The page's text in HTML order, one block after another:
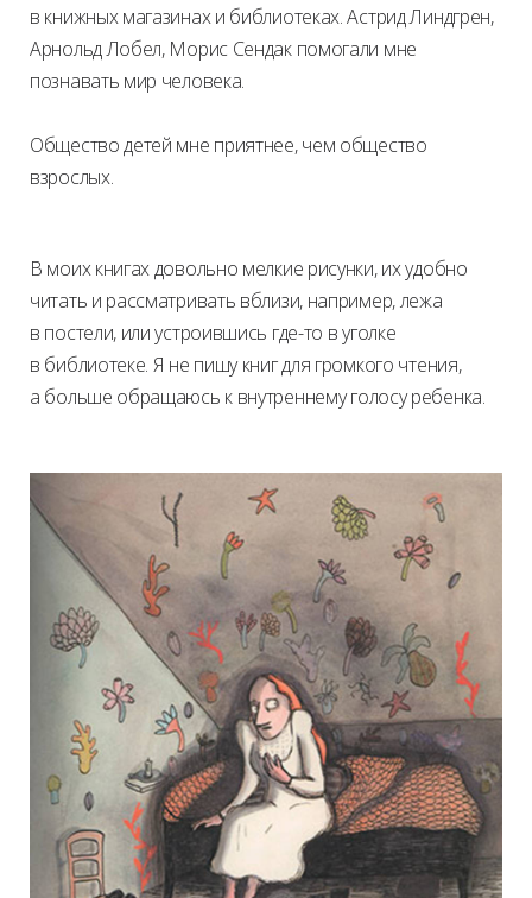
в книжных магазинах и библиотеках. Астрид Линдгрен,
Арнольд Лобел, Морис Сендак помогали мне
познавать мир человека.
Общество детей мне приятнее, чем общество
взрослых.
В моих книгах довольно мелкие рисунки, их удобно
читать и рассматривать вблизи, например, лежа
в постели, или устроившись где-то в уголке
в библиотеке. Я не пишу книг для громкого чтения,
а больше обращаюсь к внутреннему голосу ребенка.